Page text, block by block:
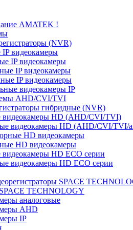
AMATEK !
(NVR)
видеокамеры
IP видеокамеры
IP видеокамеры
IP видеокамеры
видеокамеры IP
AHD/CVI/TVI
гибридные (NVR)
видеокамеры HD (AHD/CVI/TVI)
видеокамеры HD (AHD/CVI/TVI/
HD видеокамеры
HD видеокамеры
HD ECO серии
видеокамеры HD ECO серии
SPACE
TECHNOLOGY
аналоговые
AHD
IP